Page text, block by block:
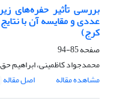
بررسی تأثیر حفره‌های
عددی و مقایسه آن با
کرج)
صفحه85-94
محمدجواد کاظمینی، ابراهیم
مشاهده مقاله
اصل مقاله